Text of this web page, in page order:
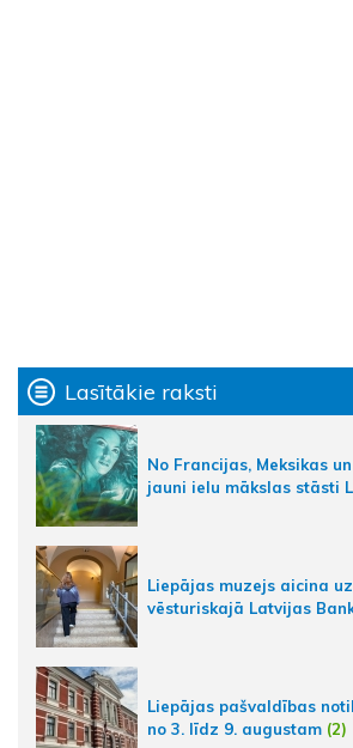
Lasītākie raksti
No Francijas, Meksikas
jauni ielu mākslas stāsti
Liepājas muzejs aicina
vēsturiskajā Latvijas
Liepājas pašvaldības
no 3. līdz 9. augustam (2)